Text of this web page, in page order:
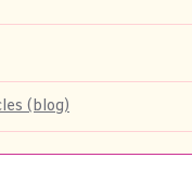
(blog)